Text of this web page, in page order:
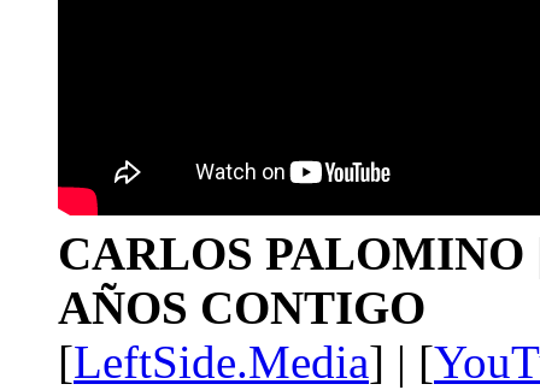
CARLOS PALOMINO
AÑOS CONTIGO
[LeftSide.Media] | [